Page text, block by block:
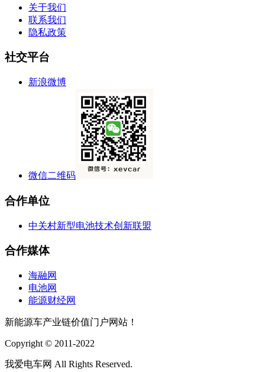
关于我们
联系我们
隐私政策
社交平台
新浪微博
微信二维码
合作单位
中关村新型电池技术创新联盟
合作媒体
海融网
电池网
能源财经网
新能源车产业链价值门户网站！
Copyright © 2011-2022
我爱电车网 All Rights Reserved.